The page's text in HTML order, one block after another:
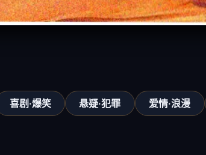
喜剧·爆笑 悬疑·犯罪 爱情·浪漫